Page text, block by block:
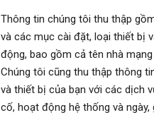
Thông tin chúng tôi thu thập
và các mục cài đặt, loại thiết bị
động, bao gồm cả tên nhà
Chúng tôi cũng thu thập thông
và thiết bị của bạn với các dịch
cố, hoạt động hệ thống và